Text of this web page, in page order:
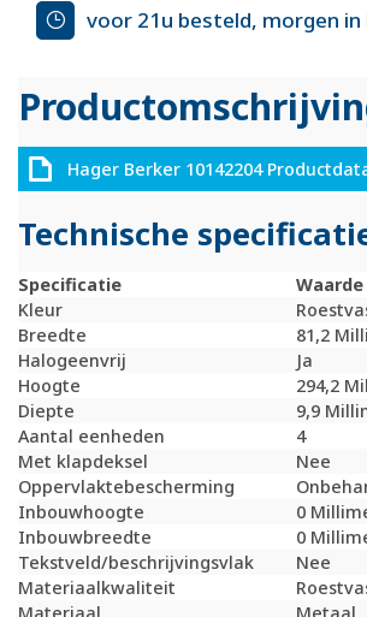
voor 21u besteld, morgen in
Hager Berker 10142204
Technische
Specificatie
Waarde
Kleur
Breedte
81,2
Halogeenvrij
Ja
Hoogte
294,2
Diepte
9,9
Aantal eenheden
4
Met klapdeksel
Nee
Oppervlaktebescherming
Inbouwhoogte
0
Inbouwbreedte
0
Tekstveld/beschrijvingsvlak
Nee
Materiaalkwaliteit